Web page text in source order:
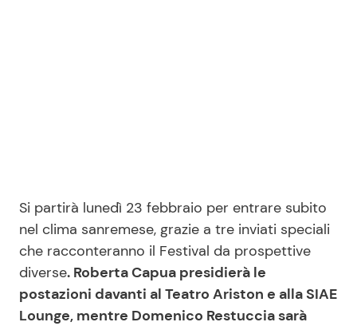
Si partirà lunedì 23 febbraio per entrare subito
nel clima sanremese, grazie a tre inviati speciali
che racconteranno il Festival da prospettive
diverse. Roberta Capua presidierà le
postazioni davanti al Teatro Ariston e alla SIAE
Lounge, mentre Domenico Restuccia sarà